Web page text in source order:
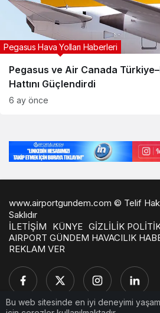
Pegasus ve Air Canada
Hattını Güçlendirdi
Pegasus Hava Yolları Haberleri
6 ay önce
Bu web sitesinde en iyi deneyimi
www.airportgundem.com © Telif
Saklıdır
İLETİŞİM
KÜNYE GİZLİLİK
AIRPORT GÜNDEM HAVACILIK
REKLAM VER